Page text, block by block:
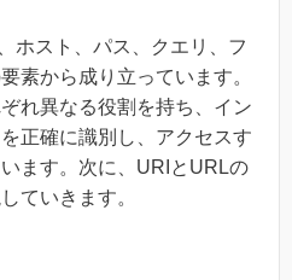
ホスト、パス、クエリ、フ
素から成り立っています。
れ異なる役割を持ち、イン
正確に識別し、アクセスす
ます。次に、URIとURLの
ていきます。